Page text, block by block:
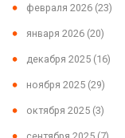
февраля 2026 (23)
января 2026 (20)
декабря 2025 (16)
ноября 2025 (29)
октября 2025 (3)